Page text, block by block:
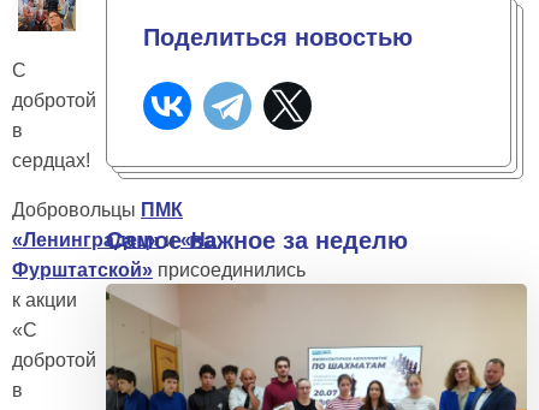
С
добротой
в
сердцах!
Добровольцы ПМК
«Ленинградец»и«На
Фурштатской» присоединились
к акции
«С
добротой
в
Поделиться новостью
Самое важное за неделю